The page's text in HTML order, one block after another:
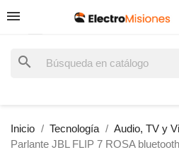
search
Inicio Tecnología Audio, TV y
Parlante JBL FLIP 7 ROSA